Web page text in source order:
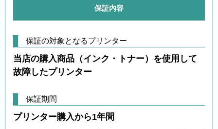
保証内容
保証の対象となるプリンター
当店の購入商品（インク・トナー）を使用して
故障したプリンター
保証期間
プリンター購入から1年間